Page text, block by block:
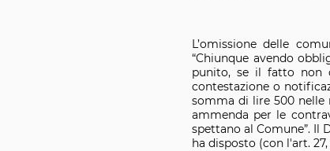
L’omissione delle
“Chiunque avendo
punito, se il fatto non
contestazione o
somma di lire 500 nelle
ammenda per le
spettano al Comune”. Il
ha disposto (con l'art.